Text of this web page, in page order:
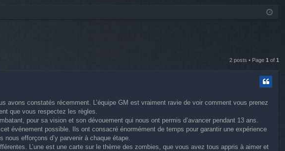
ist
2 posts • Page 1 of 1
avons constatés récemment. L’équipe GM est vraiment ravie de voir comment vous prenez
que vous respectez les règles.
pour sa vision et son dévouement qui nous ont permis d’avancer pendant 13 ans.
événement possible. Ils ont consacré énormément de temps pour garantir une expérience
efforçons d’y parvenir à chaque étape.
L’une est une carte sur le thème des zombies, que vous avez tous appris à aimer et